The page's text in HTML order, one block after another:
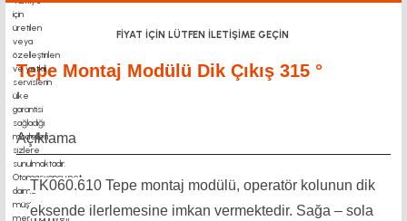
FİYAT İÇİN LÜTFEN İLETİŞİME GEÇİN
Tepe Montaj Modülü Dik Çıkış 315 °
Açıklama
TK060.610 Tepe montaj modülü, operatör kolunun dik
eksende ilerlemesine imkan vermektedir. Sağa – sola